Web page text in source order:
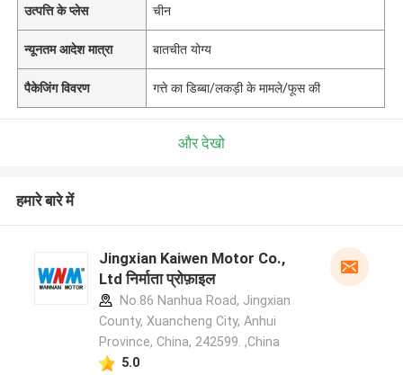
उत्पत्ति के प्लेस चीन
न्यूनतम आदेश मात्रा बातचीत योग्य
पैकेजिंग विवरण गत्ते का डिब्बा/लकड़ी के मामले/फूस की
और देखो
हमारे बारे में
Jingxian Kaiwen Motor Co.,
Ltd निर्माता प्रोफ़ाइल
No.86 Nanhua Road, Jingxian
County, Xuancheng City, Anhui
Province, China, 242599. ,China
5.0